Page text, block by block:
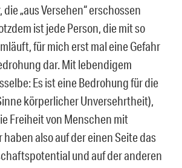
„aus Versehen“ erschossen
ist jede Person, die mit so
für mich erst mal eine Gefahr
dar. Mit lebendigem
Es ist eine Bedrohung für die
körperlicher Unversehrtheit),
Freiheit von Menschen mit
haben also auf der einen Seite das
und auf der anderen